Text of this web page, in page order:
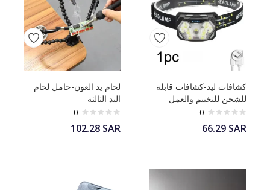
كشافات ليد-كشافات قابلة
للشحن للتخييم والعمل
0
66.29 SAR
لحام يد العون-حامل لحام
اليد الثالثة
0
102.28 SAR